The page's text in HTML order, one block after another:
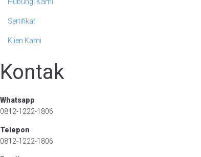
Sertifikat
Klien Kami
Kontak
Whatsapp
0812-1222-1806
Telepon
0812-1222-1806